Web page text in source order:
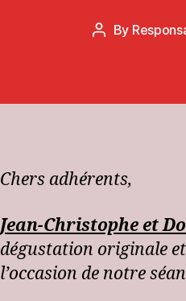
Post
By
Chers adhérents,
Jean-Christophe et
dégustation originale
l’occasion de notre